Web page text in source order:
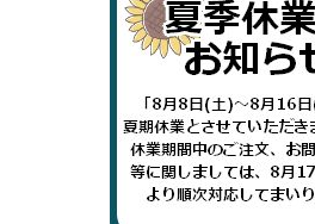
おすす